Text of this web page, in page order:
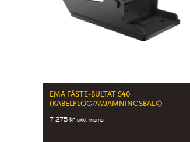
EMA FÄSTE-BULTAT S40
(KABELPLOG/AVJÄMNINGSBALK)
7 275kr exkl. moms